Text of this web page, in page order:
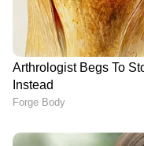
DOWNLOAD
ഏഷ്യാനെറ്റ്
Newsഅറിയൂ.
മുകളുടെ
നിമിഷങ്ങൾ,